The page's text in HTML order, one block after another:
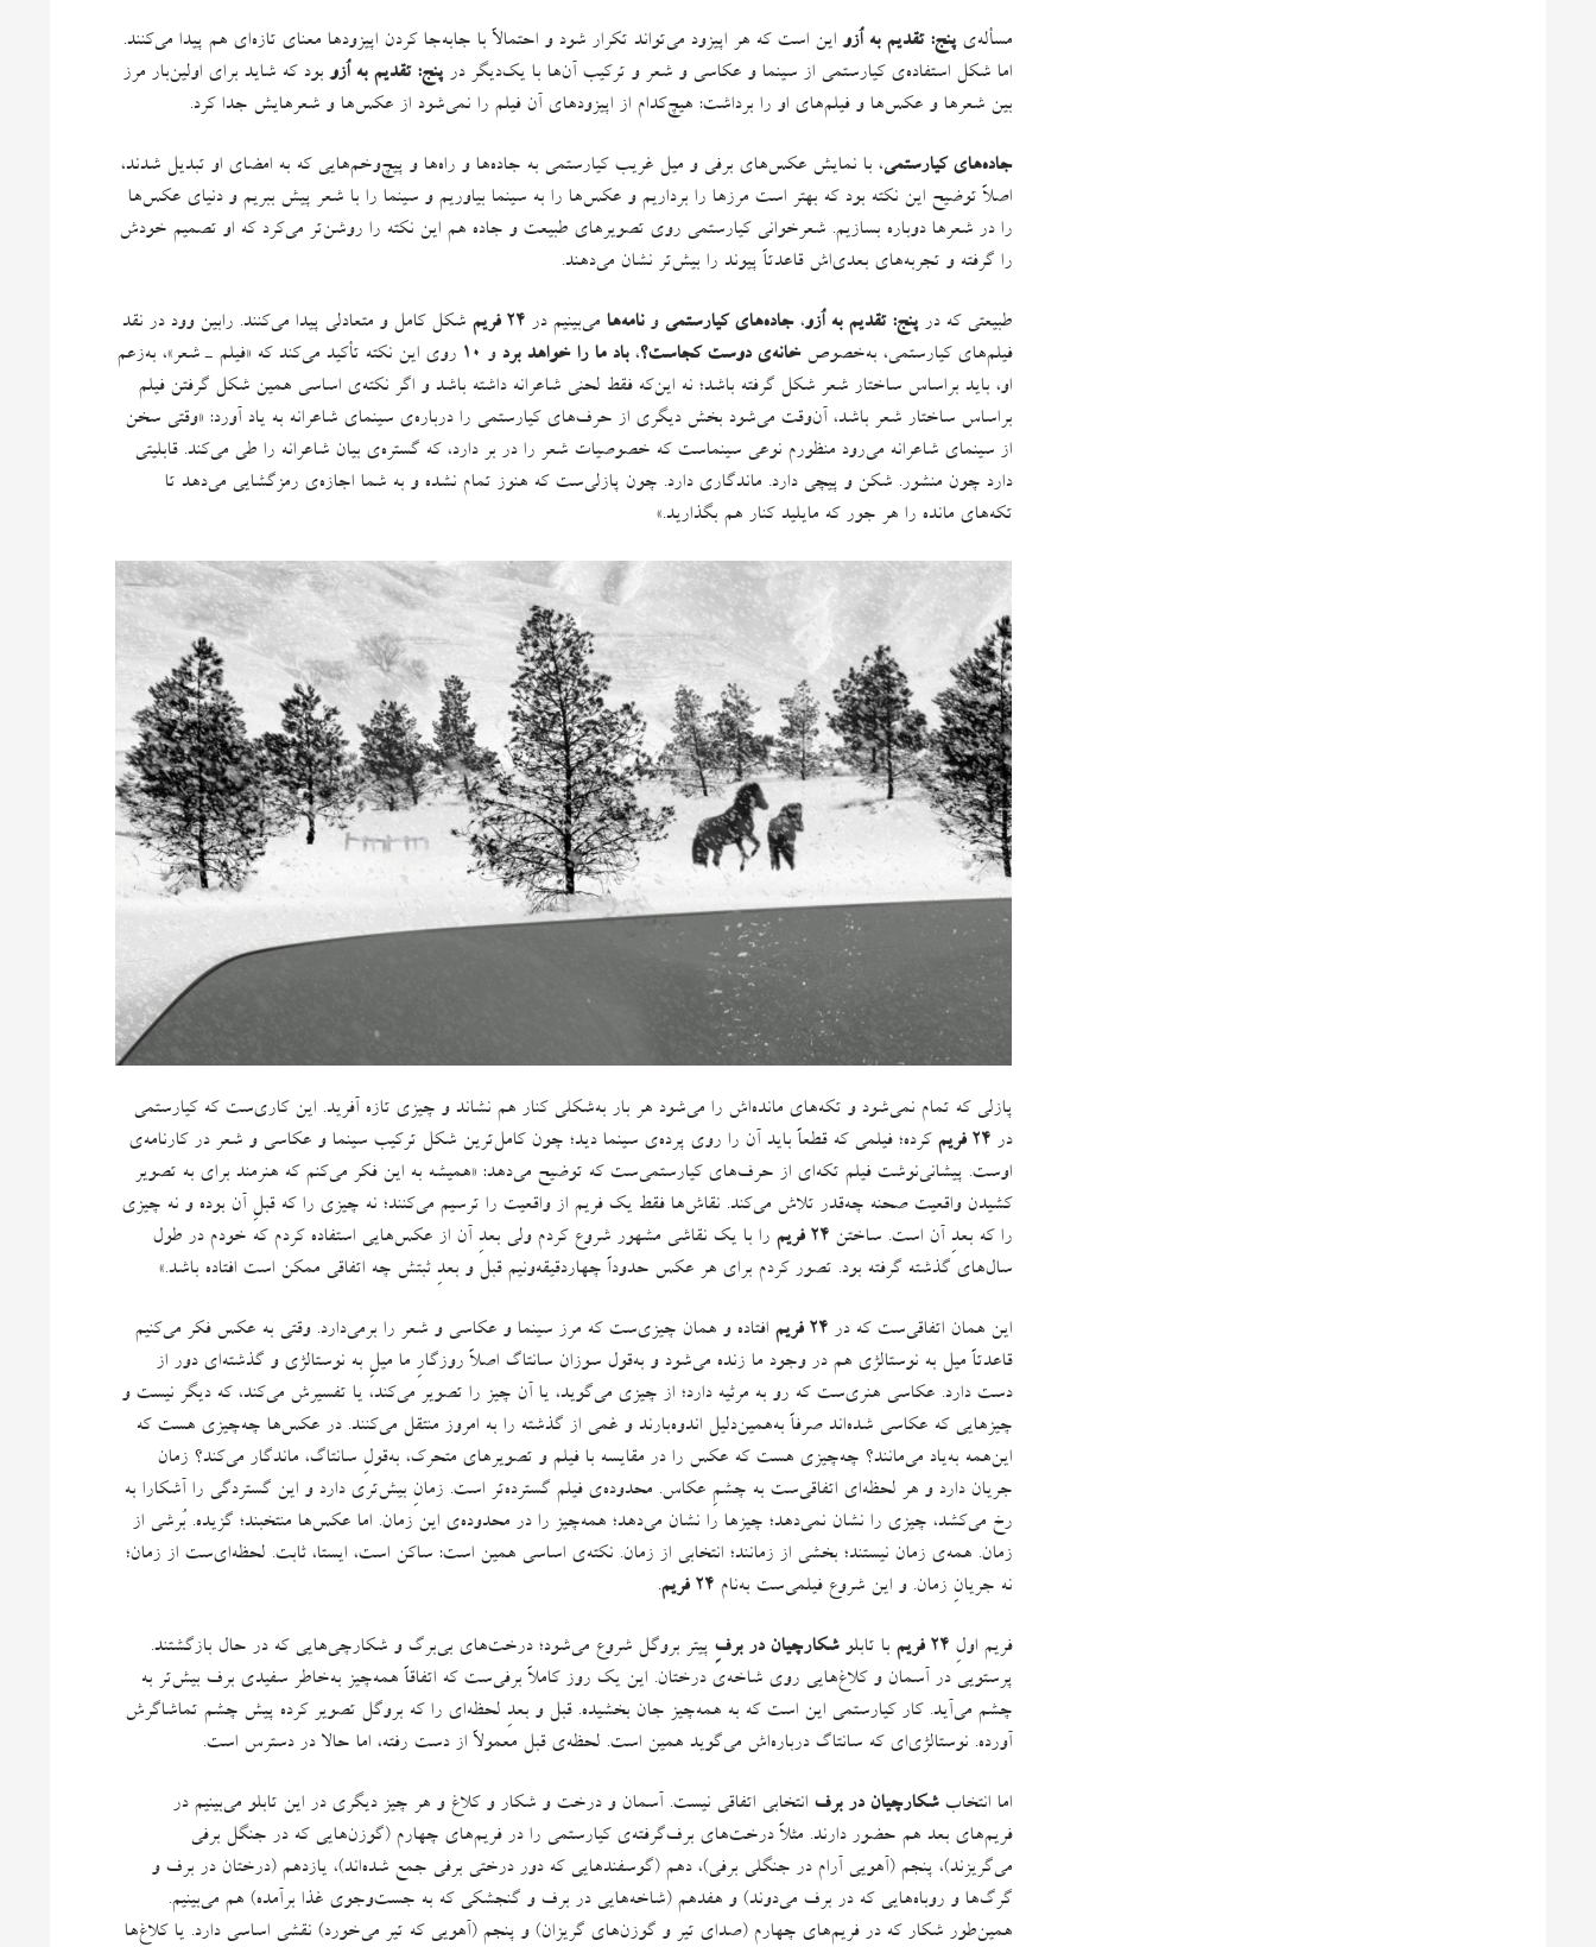
مسأله‌یپنج:تقدیم به اُزو این است که هر اپیزود می‌تواند تکرار شود و احتمالاً با جابه‌جا کردن اپیزودها معنای تازه‌ای هم پیدا می‌کنند.
اما شکل استفاده‌ی کیارستمی از سینما و عکاسی و شعر و ترکیب آن‌ها با یک‌دیگر درپنج:تقدیم به اُزو بود که شاید برای اولین‌بار مرز
بین شعرها و عکس‌ها و فیلم‌‌های او را برداشت: هیچ‌کدام از اپیزودهای آن فیلم را نمی‌شود از عکس‌ها و شعرهایش جدا کرد.
جاده‌های کیارستمی، با نمایش عکس‌های برفی و میل غریب کیارستمی به جاده‌ها و راه‌ها و پیچ‌وخم‌هایی که به امضای او تبدیل شدند،
اصلاً توضیح این نکته بود که بهتر است مرزها را برداریم و عکس‌ها را به سینما بیاوریم و سینما را با شعر پیش ببریم و دنیای عکس‌ها
را در شعرها دوباره بسازیم. شعرخوانی کیارستمی روی تصویرهای طبیعت و جاده هم این نکته را روشن‌تر می‌کرد که او تصمیم خودش
را گرفته و تجربه‌های بعدی‌اش قاعدتاً پیوند را بیش‌تر نشان می‌دهند.
طبیعتی که درپنج:تقدیم به اُزو،جاده‌های کیارستمی ونامه‌ها می‌بینیم در ۲۴ فریم شکل کامل و متعادلی پیدا می‌کنند. رابین وود در نقد
فیلم‌های کیارستمی، به‌خصوصخانه‌ی دوست کجاست؟،باد ما را خواهد برد و ۱۰ روی این نکته تأکید می‌کند که «فیلم ـ شعر »، به‌زعم
او، باید براساس ساختار شعر شکل گرفته باشد؛ نه این‌که فقط لحنی شاعرانه داشته باشد و اگر نکته‌ی اساسی همین شکل گرفتن فیلم
براساس ساختار شعر باشد، آن‌وقت می‌شود بخش دیگری از حرف‌های کیارستمی را درباره‌ی سینمای شاعرانه به یاد آورد: «وقتی سخن
از سینمای شاعرانه می‌رود منظورم نوعی سینماست که خصوصیات شعر را در بر دارد، که گستره‌ی بیان شاعرانه را طی می‌کند.قابلیتی
دارد چون منشور. شکن و پیچی دارد. ماندگاری دارد. چون پازلی‌ست که هنوز تمام نشده و به شما اجازه‌ی رمزگشایی می‌دهد تا
تکه‌های مانده را هر جور که مایلید کنار هم بگذارید.»
پازلی که تمام نمی‌شود و تکه‌های مانده‌اش را می‌شود هر بار به‌شکلی کنار هم نشاند و چیزی تازه آفرید. این کاری‌ست که کیارستمی
در ۲۴ فریم
کرده؛ فیلمی که قطعاً باید آن را روی پرده‌ی سینما دید؛ چون کامل‌ترین شکل ترکیب سینما و عکاسی و شعر در کارنامه‌ی
اوست. پیشانی‌نوشت فیلم تکه‌ای از حرف‌های کیارستمی‌ست که توضیح می‌دهد: «همیشه به این فکر می‌کنم که هنرمند برای به تصویر
کشیدن واقعیت صحنه چه‌قدر تلاش می‌کند. نقاش‌ها فقط یک فریم از واقعیت را ترسیم می‌‌کنند؛ نه چیزی را که قبلِ آن بوده و نه چیزی
را که بعدِ آن است. ساختن ۲۴ فریم
را با یک نقاشی مشهور شروع کردم ولی بعدِ آن از عکس‌هایی استفاده کردم که خودم در طول
سال‌های گذشته گرفته بود. تصور کردم برای هر عکس حدوداً چهاردقیقه‌ونیم قبل و بعدِ ثبتش چه اتفاقی ممکن است افتاده باشد.»
این همان اتفاقی‌ست که در ۲۴ فریم افتاده و همان چیزی‌ست که مرز سینما و عکاسی و شعر را برمی‌دارد.وقتی به عکس فکر می‌کنیم
قاعدتاً میل به نوستالژی هم در وجود ما زنده می‌شود و به‌قول سوزان سانتاگ اصلاً روزگارِ ما میلِ به نوستالژی و گذشته‌ای دور از
دست دارد. عکاسی هنری‌ست که رو به مرثیه دارد؛ از چیزی می‌گوید، یا آن چیز را تصویر می‌کند، یا تفسیرش می‌کند، که دیگر نیست و
چیزهایی که عکاسی شده‌اند صرفاً به‌همین‌‌دلیل اندوه‌بارند و غمی از گذشته را به امروز منتقل می‌کنند.در عکس‌ها چه‌چیزی هست که
این‌همه به‌یاد می‌مانند؟ چه‌چیزی هست که عکس را در مقایسه با فیلم و تصویرهای متحرک، به‌قولِ سانتاگ، ماندگار می‌کند؟ زمان
جریان دارد و هر لحظه‌ای اتفاقی‌ست به چشمِ عکاس. محدوده‌ی فیلم گسترده‌تر است. زمانِ بیش‌تری دارد و این گستردگی را آشکارا به
رخ می‌کشد، چیزی را نشان نمی‌دهد؛ چیزها را نشان می‌دهد؛ همه‌چیز را در محدوده‌ی این زمان. اما عکس‌ها منتخبند؛ گزیده. بُرشی از
زمان. همه‌ی زمان نیستند؛ بخشی از زمانند؛‌ انتخابی از زمان. نکته‌ی اساسی همین است: ساکن است، ایستا، ثابت. لحظه‌ای‌ست از زمان؛
نه جریانِ زمان.و این شروع فیلمی‌ست به‌نام ۲۴ فریم .
فریم اولِ ۲۴ فریم با تابلوشکارچیان در برفِ پیتر بروگل شروع می‌شود؛ درخت‌های بی‌برگ و شکارچی‌هایی که در حال بازگشتند.
پرستویی در آسمان و کلاغ‌هایی روی شاخه‌ی درختان. این یک روز کاملاً برفی‌ست که اتفاقاً همه‌چیز به‌خاطر سفیدی برف بیش‌تر به
چشم می‌آید. کار کیارستمی این است که به همه‌چیز جان بخشیده.قبل و بعدِ لحظه‌ای را که بروگل تصویر کرده پیش چشم تماشاگرش
آورده. نوستالژی‌ای که سانتاگ درباره‌اش می‌گوید همین‌ است. لحظه‌ی قبل معمولاً از دست رفته، اما حالا در دسترس است.
اما انتخابشکارچیان در برف انتخابی اتفاقی نیست. آسمان و درخت و شکار و کلاغ و هر چیز دیگری در این تابلو می‌بینیم در
فریم‌های بعد هم حضور دارند. مثلاً درخت‌های برف‌گرفته‌ی کیارستمی را در فریم‌های چهارم(گوزن‌هایی که در جنگل برفی
می‌گریزند)، پنجم(آهویی آرام در جنگلی برفی)، دهم(گوسفندهایی که دور درختی برفی جمع شده‌اند)، یازدهم(درختان در برف و
گرگ‌ها و روباه‌هایی که در برف می‌دوند)و هفدهم(شاخه‌هایی در برف و گنجشکی که به جست‌وجوی غذا برآمده) هم می‌بینیم.
همین‌طور شکار که در فریم‌های چهارم(صدای تیر و گوزن‌های گریزان)و پنجم(آهویی که تیر می‌خورد) نقشی اساسی دارد. یا کلاغ‌ها